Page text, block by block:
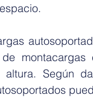
Según